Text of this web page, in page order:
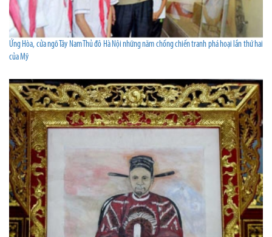
Ứng Hòa, cửa ngõ Tây Nam Thủ đô Hà Nội những năm chống chiến tranh phá hoại lần thứ hai
của Mỹ